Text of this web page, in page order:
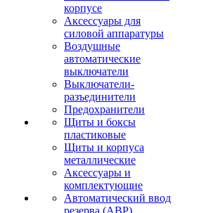
корпусе
Аксессуары для
силовой аппаратуры
Воздушные
автоматические
выключатели
Выключатели-
разъединители
Предохранители
Щиты и боксы
пластиковые
Щиты и корпуса
металлические
Аксессуары и
комплектующие
Автоматический ввод
резерва (АВР)